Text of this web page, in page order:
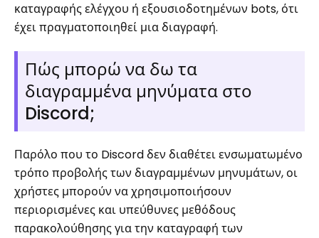
καταγραφής ελέγχου ή εξουσιοδοτημένων bots, ότι
έχει πραγματοποιηθεί μια διαγραφή.
Πώς μπορώ να δω τα
διαγραμμένα μηνύματα στο
Discord;
Παρόλο που το Discord δεν διαθέτει ενσωματωμένο
τρόπο προβολής των διαγραμμένων μηνυμάτων, οι
χρήστες μπορούν να χρησιμοποιήσουν
περιορισμένες και υπεύθυνες μεθόδους
παρακολούθησης για την καταγραφή των